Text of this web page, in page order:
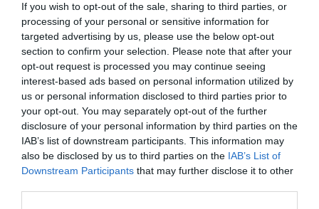
If you wish to opt-out of the sale, sharing to third parties, or
processing of your personal or sensitive information for
targeted advertising by us, please use the below opt-out
section to confirm your selection. Please note that after your
opt-out request is processed you may continue seeing
interest-based ads based on personal information utilized by
us or personal information disclosed to third parties prior to
your opt-out. You may separately opt-out of the further
disclosure of your personal information by third parties on the
IAB’s list of downstream participants. This information may
also be disclosed by us to third parties on the IAB’s List of
Downstream Participants that may further disclose it to other
που αναπτύχθηκαν ποτέ, το οποίο ρυθμίζεται με
προσοχή σύμφωνα με την εσωτερική ακουστική κάθε
μοντέλου.
Το προαιρετικό σύστημα ήχου Bowers & Wilkins στα
EX60, EX90 και ES90 παρέχει μία εξαιρετική μουσική
εμπειρία, με True Sound που υποστηρίζεται από ηχεία
υψηλής απόδοσης, ενσωματωμένα σε όλη την καμπίνα.
Το Apple Music με Spatial Audio που υποστηρίζεται από
τεχνολογία Dolby Atmos παρέχει στους οδηγούς Volvo
τη δυνατότητα να απολαύσουν μία μουσική εμπειρία με